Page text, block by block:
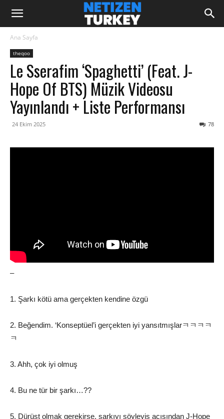
Ana Sayfa
theqoo
Le Sserafim ‘Spaghetti’ (feat. J-
Hope Of BTS) Müzik Videosu
Yayınlandı + Liste Performansı
24 Ekim 2025 78
–
1. Şarkı kötü ama gerçekten kendine özgü
2. Beğendim. ‘Konseptüel’i gerçekten iyi yansıtmışlarㅋㅋㅋㅋ
ㅋ
3. Ahh, çok iyi olmuş
4. Bu ne tür bir şarkı…??
5. Dürüst olmak gerekirse, şarkıyı söyleyiş açısından J-Hope